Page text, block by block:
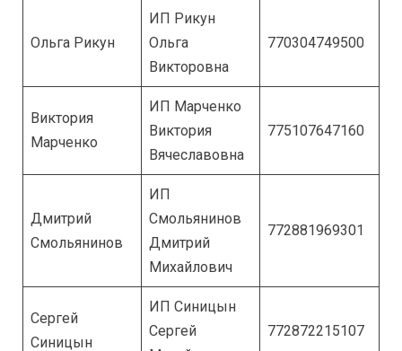
Ольга Рикун
ИП Рикун
Ольга
Викторовна
770304749500
Виктория
Марченко
ИП Марченко
Виктория
Вячеславовна
775107647160
Дмитрий
Смольянинов
ИП
Смольянинов
Дмитрий
Михайлович
772881969301
Сергей
Синицын
ИП Синицын
Сергей
772872215107